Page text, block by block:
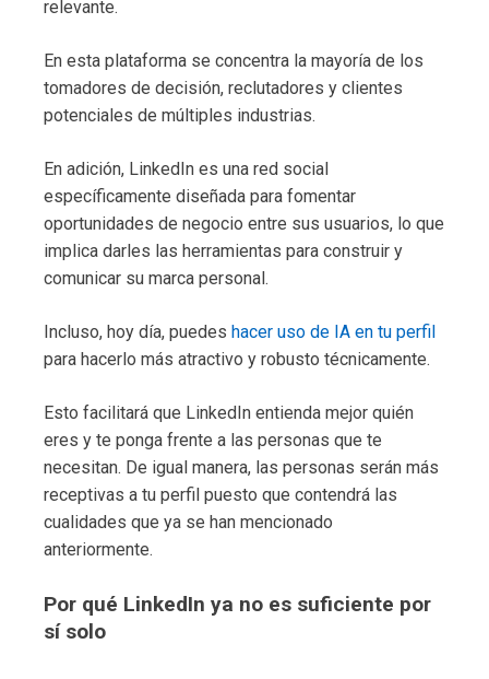
relevante.
En esta plataforma se concentra la mayoría de los
tomadores de decisión, reclutadores y clientes
potenciales de múltiples industrias.
En adición, LinkedIn es una red social
específicamente diseñada para fomentar
oportunidades de negocio entre sus usuarios, lo que
implica darles las herramientas para construir y
comunicar su marca personal.
Incluso, hoy día, puedes hacer uso de IA en tu perfil
para hacerlo más atractivo y robusto técnicamente.
Esto facilitará que LinkedIn entienda mejor quién
eres y te ponga frente a las personas que te
necesitan. De igual manera, las personas serán más
receptivas a tu perfil puesto que contendrá las
cualidades que ya se han mencionado
anteriormente.
Por qué LinkedIn ya no es suficiente por
sí solo